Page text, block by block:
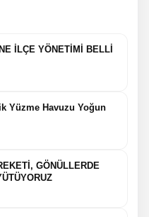
İLÇE YÖNETİMİ BELLİ
Yüzme Havuzu Yoğun
GÖNÜLLERDE